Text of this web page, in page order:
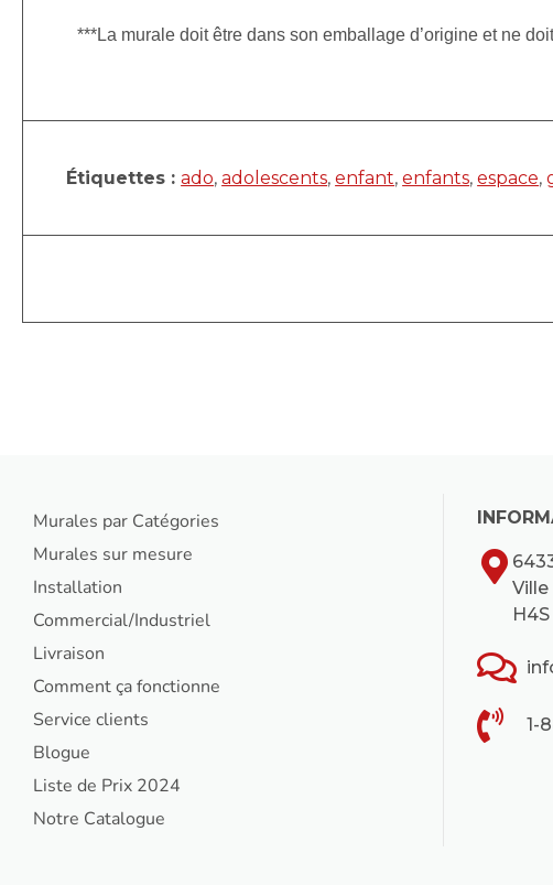
***La murale doit être dans son emballage d’origine et ne
Étiquettes :ado,adolescents,enfant,enfants,espace,
Murales par Catégories
Murales sur mesure
Installation
Commercial/Industriel
Livraison
Comment ça fonctionne
Service clients
Blogue
Liste de Prix 2024
Notre Catalogue
1-